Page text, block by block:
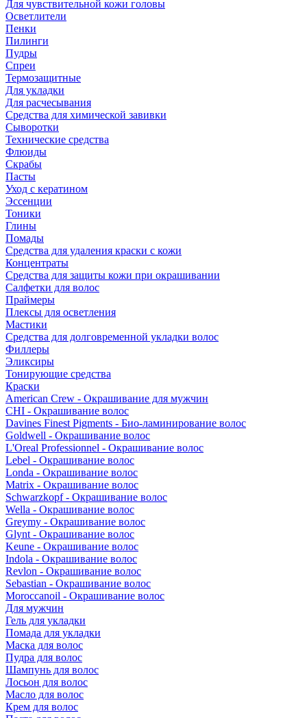
Для чувствительной кожи головы
Осветлители
Пенки
Пилинги
Пудры
Спреи
Термозащитные
Для укладки
Для расчесывания
Средства для химической завивки
Сыворотки
Технические средства
Флюиды
Скрабы
Пасты
Уход с кератином
Эссенции
Тоники
Глины
Помады
Средства для удаления краски с кожи
Концентраты
Средства для защиты кожи при окрашивании
Салфетки для волос
Праймеры
Плексы для осветления
Мастики
Средства для долговременной укладки волос
Филлеры
Эликсиры
Тонирующие средства
Краски
American Crew - Окрашивание для мужчин
CHI - Окрашивание волос
Davines Finest Pigments - Био-ламинирование волос
Goldwell - Окрашивание волос
L'Oreal Professionnel - Окрашивание волос
Lebel - Окрашивание волос
Londa - Окрашивание волос
Matrix - Окрашивание волос
Schwarzkopf - Окрашивание волос
Wella - Окрашивание волос
Greymy - Окрашивание волос
Glynt - Окрашивание волос
Keune - Окрашивание волос
Indola - Окрашивание волос
Revlon - Окрашивание волос
Sebastian - Окрашивание волос
Moroccanoil - Окрашивание волос
Для мужчин
Гель для укладки
Помада для укладки
Маска для волос
Пудра для волос
Шампунь для волос
Лосьон для волос
Масло для волос
Крем для волос